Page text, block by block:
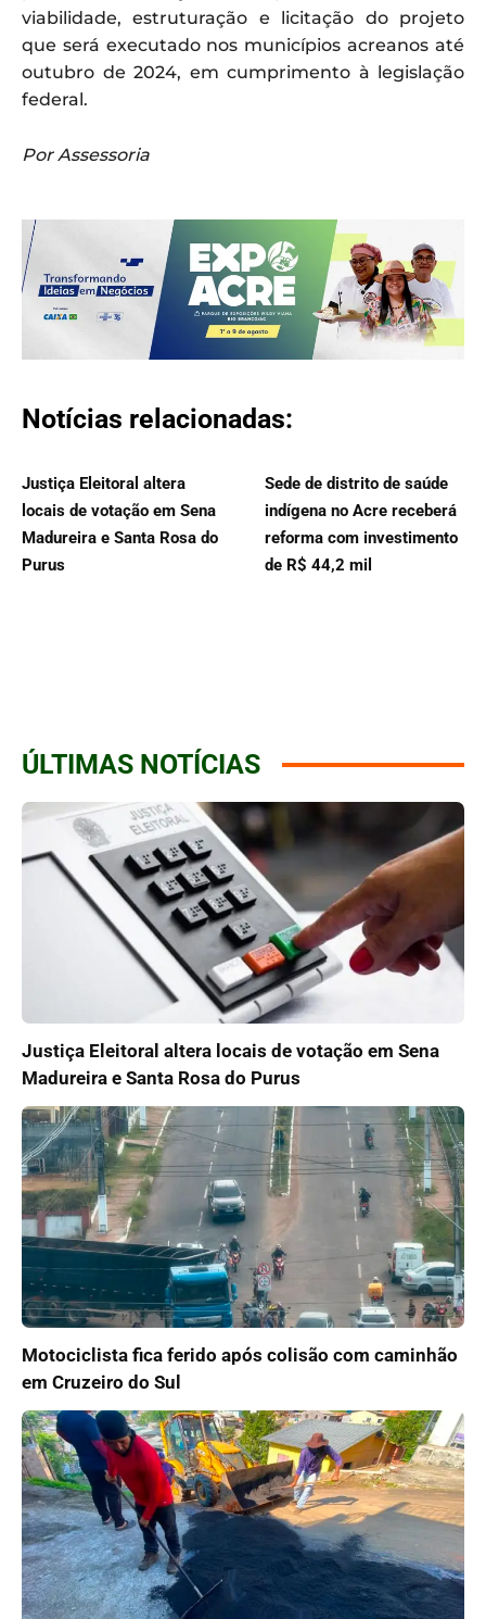
viabilidade, estruturação e licitação do projeto
que será executado nos municípios acreanos até
outubro de 2024, em cumprimento à legislação
federal.
Por Assessoria
Notícias relacionadas:
Justiça Eleitoral altera
locais de votação em Sena
Madureira e Santa Rosa do
Purus
Sede de distrito de saúde
indígena no Acre receberá
reforma com investimento
de R$ 44,2 mil
ÚLTIMAS NOTÍCIAS
Justiça Eleitoral altera locais de votação em Sena
Madureira e Santa Rosa do Purus
Motociclista fica ferido após colisão com caminhão
em Cruzeiro do Sul